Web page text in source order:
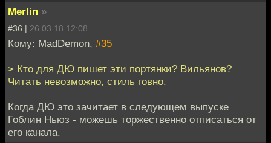
Merlin »
#36 | 26.03.18 12:08
Кому: MadDemon, #35
> Кто для ДЮ пишет эти портянки? Вильянов?
Читать невозможно, стиль говно.
Когда ДЮ это зачитает в следующем выпуске
Гоблин Ньюз - можешь торжественно отписаться от
его канала.